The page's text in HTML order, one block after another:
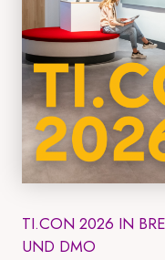
TI.CON 2026 IN
UND DMO